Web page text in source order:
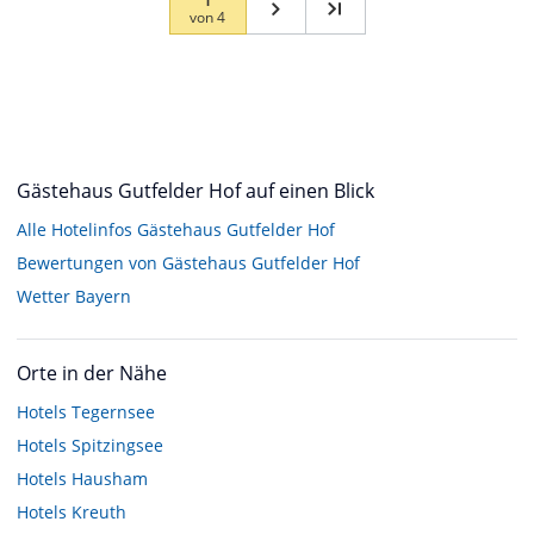
von4
Gästehaus Gutfelder Hof auf einen Blick
Alle Hotelinfos Gästehaus Gutfelder Hof
Bewertungen von Gästehaus Gutfelder Hof
Wetter Bayern
Orte in der Nähe
Hotels Tegernsee
Hotels Spitzingsee
Hotels Hausham
Hotels Kreuth